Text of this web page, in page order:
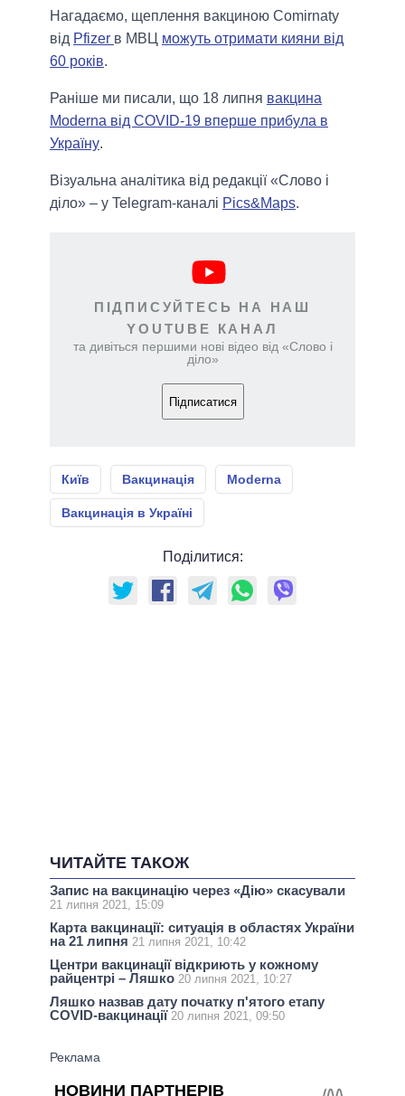
Нагадаємо, щеплення вакциною Comirnaty
від Pfizer в МВЦ можуть отримати кияни від
60 років.
Раніше ми писали, що 18 липня вакцина
Moderna від COVID-19 вперше прибула в
Україну.
Візуальна аналітика від редакції «Слово і
діло» – у Telegram-каналі Pics&Maps.
ПІДПИСУЙТЕСЬ НА НАШ
YOUTUBE КАНАЛ
та дивіться першими нові відео від «Слово і
діло»
Підписатися
Київ Вакцинація Moderna
Вакцинація в Україні
Поділитися:
ЧИТАЙТЕ ТАКОЖ
Запис на вакцинацію через «Дію» скасували
21 липня 2021, 15:09
Карта вакцинації: ситуація в областях України
на 21 липня 21 липня 2021, 10:42
Центри вакцинації відкриють у кожному
райцентрі – Ляшко 20 липня 2021, 10:27
Ляшко назвав дату початку п'ятого етапу
COVID-вакцинації 20 липня 2021, 09:50